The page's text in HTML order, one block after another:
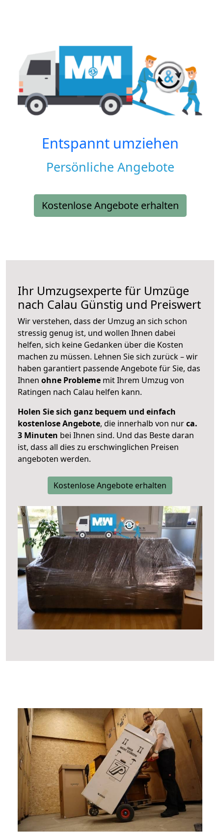
Entspannt umziehen
Persönliche Angebote
Kostenlose Angebote erhalten
Ihr Umzugsexperte für Umzüge
nach Calau Günstig und Preiswert
Wir verstehen, dass der Umzug an sich schon
stressig genug ist, und wollen Ihnen dabei
helfen, sich keine Gedanken über die Kosten
machen zu müssen. Lehnen Sie sich zurück – wir
haben garantiert passende Angebote für Sie, das
Ihnen ohne Probleme mit Ihrem Umzug von
Ratingen nach Calau helfen kann.
Holen Sie sich ganz bequem und einfach
kostenlose Angebote, die innerhalb von nurca.
3 Minuten bei Ihnen sind. Und das Beste daran
ist, dass all dies zu erschwinglichen Preisen
angeboten werden.
Kostenlose Angebote erhalten